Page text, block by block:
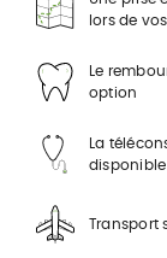
lors de
Le
option
La
Transport